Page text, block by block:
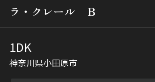
地図から探す
ラ・クレール Ｂ
1DK
神奈川県小田原市